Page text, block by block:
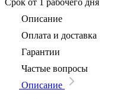
Описание
Оплата и доставка
Гарантии
Частые вопросы
Описание